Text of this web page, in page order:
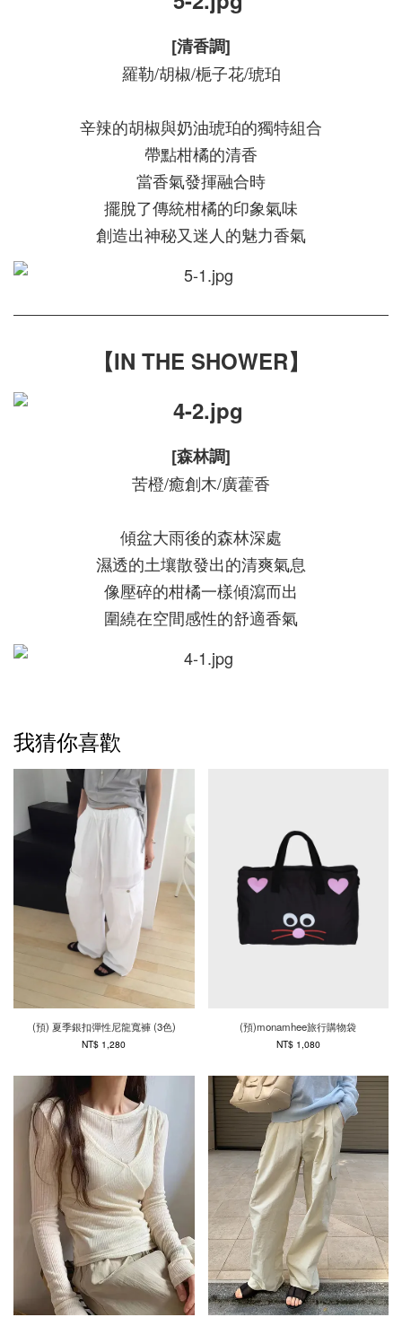
[清香調]
羅勒/胡椒/梔子花/琥珀
辛辣的胡椒與奶油琥珀的獨特組合
帶點柑橘的清香
當香氣發揮融合時
擺脫了傳統柑橘的印象氣味
創造出神秘又迷人的魅力香氣
【IN THE SHOWER】
[森林調]
苦橙/癒創木/廣藿香
傾盆大雨後的森林深處
濕透的土壤散發出的清爽氣息
像壓碎的柑橘一樣傾瀉而出
圍繞在空間感性的舒適香氣
我猜你喜歡
(預) 夏季銀扣彈性尼龍寬褲 (3色)
NT$ 1,280
(預)monamhee旅行購物袋
NT$ 1,080